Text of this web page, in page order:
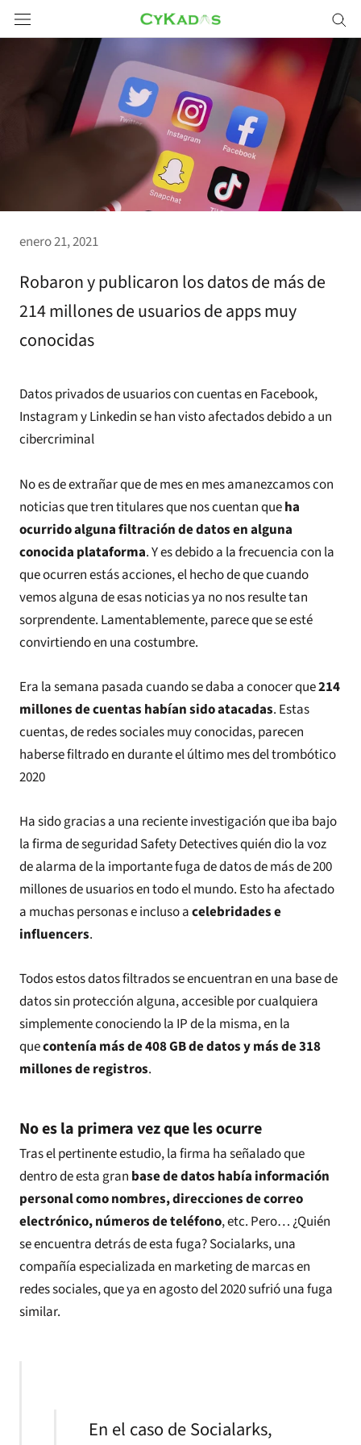
Saltar
a
enero 21, 2021
Robaron y publicaron los datos de más de
214 millones de usuarios de apps muy
conocidas
Datos privados de usuarios con cuentas en Facebook,
Instagram y Linkedin se han visto afectados debido a un
cibercriminal
No es de extrañar que de mes en mes amanezcamos con
noticias que tren titulares que nos cuentan queha
ocurrido alguna filtración de datos en alguna
conocida plataforma. Y es debido a la frecuencia con la
que ocurren estás acciones, el hecho de que cuando
vemos alguna de esas noticias ya no nos resulte tan
sorprendente. Lamentablemente, parece que se esté
convirtiendo en una costumbre.
Era la semana pasada cuando se daba a conocer que214
millones de cuentas habían sido atacadas. Estas
cuentas, de redes sociales muy conocidas, parecen
haberse filtrado en durante el último mes del trombótico
2020
Ha sido gracias a una reciente investigación que iba bajo
la firma de seguridad Safety Detectives quién dio la voz
de alarma de la importante fuga de datos de más de 200
millones de usuarios en todo el mundo. Esto ha afectado
a muchas personas e incluso acelebridades e
influencers.
Todos estos datos filtrados se encuentran en una base de
datos sin protección alguna, accesible por cualquiera
simplemente conociendo la IP de la misma, en la
quecontenía más de 408 GB de datos y más de 318
millones de registros.
No es la primera vez que les ocurre
Tras el pertinente estudio, la firma ha señalado que
dentro de esta gran base de datos había información
personal como nombres, direcciones de correo
electrónico, números de teléfono, etc. Pero… ¿Quién
se encuentra detrás de esta fuga? Socialarks, una
compañía especializada en marketing de marcas en
redes sociales, que ya en agosto del 2020 sufrió una fuga
similar.
En el caso de Socialarks,